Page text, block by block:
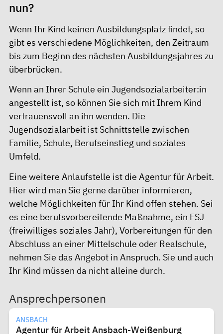
nun?
Wenn Ihr Kind keinen Ausbildungsplatz findet, so
gibt es verschiedene Möglichkeiten, den Zeitraum
bis zum Beginn des nächsten Ausbildungsjahres zu
überbrücken.
Wenn an Ihrer Schule ein Jugendsozialarbeiter:in
angestellt ist, so können Sie sich mit Ihrem Kind
vertrauensvoll an ihn wenden. Die
Jugendsozialarbeit ist Schnittstelle zwischen
Familie, Schule, Berufseinstieg und soziales
Umfeld.
Eine weitere Anlaufstelle ist die Agentur für Arbeit.
Hier wird man Sie gerne darüber informieren,
welche Möglichkeiten für Ihr Kind offen stehen. Sei
es eine berufsvorbereitende Maßnahme, ein FSJ
(freiwilliges soziales Jahr), Vorbereitungen für den
Abschluss an einer Mittelschule oder Realschule,
nehmen Sie das Angebot in Anspruch. Sie und auch
Ihr Kind müssen da nicht alleine durch.
Ansprechpersonen
ANSBACH
Agentur für Arbeit Ansbach-Weißenburg